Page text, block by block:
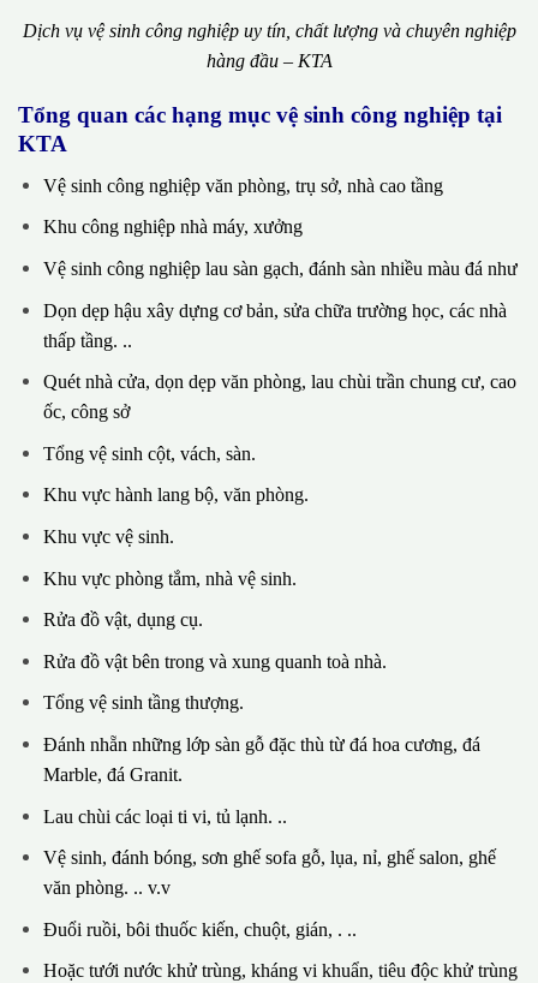
Dịch vụ vệ sinh công nghiệp uy tín, chất lượng và chuyên nghiệp
hàng đầu – KTA
Tổng quan các hạng mục vệ sinh công nghiệp tại
KTA
Vệ sinh công nghiệp văn phòng, trụ sở, nhà cao tầng
Khu công nghiệp nhà máy, xưởng
Vệ sinh công nghiệp lau sàn gạch, đánh sàn nhiều màu đá như
Dọn dẹp hậu xây dựng cơ bản, sửa chữa trường học, các nhà
thấp tầng. ..
Quét nhà cửa, dọn dẹp văn phòng, lau chùi trần chung cư, cao
ốc, công sở
Tổng vệ sinh cột, vách, sàn.
Khu vực hành lang bộ, văn phòng.
Khu vực vệ sinh.
Khu vực phòng tắm, nhà vệ sinh.
Rửa đồ vật, dụng cụ.
Rửa đồ vật bên trong và xung quanh toà nhà.
Tổng vệ sinh tầng thượng.
Đánh nhẵn những lớp sàn gỗ đặc thù từ đá hoa cương, đá
Marble, đá Granit.
Lau chùi các loại ti vi, tủ lạnh. ..
Vệ sinh, đánh bóng, sơn ghế sofa gỗ, lụa, nỉ, ghế salon, ghế
văn phòng. .. v.v
Đuổi ruồi, bôi thuốc kiến, chuột, gián, . ..
Hoặc tưới nước khử trùng, kháng vi khuẩn, tiêu độc khử trùng